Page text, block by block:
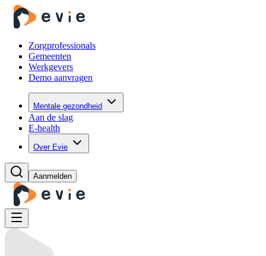
Zorgprofessionals
Gemeenten
Werkgevers
Demo aanvragen
Mentale gezondheid
Aan de slag
E-health
Over Evie
Aanmelden